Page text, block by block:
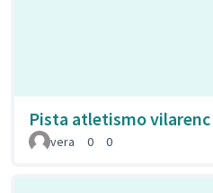
Pista atletismo vilarenc
vera
0 0